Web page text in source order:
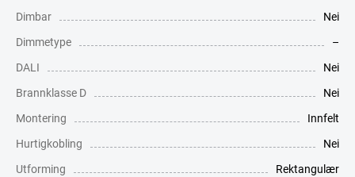
Dimbar
Nei
Dimmetype
–
DALI
Nei
Brannklasse D
Nei
Montering
Innfelt
Hurtigkobling
Nei
Utforming
Rektangulær